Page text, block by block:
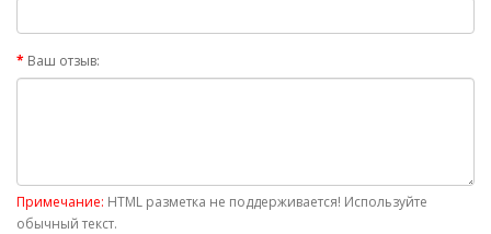
Ваш отзыв:
Примечание: HTML разметка не поддерживается! Используйте
обычный текст.